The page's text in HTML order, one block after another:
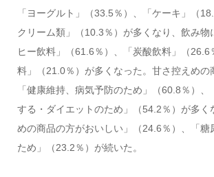
「ヨーグルト」（33.5％）、「ケーキ」（
クリーム類」（10.3％）が多くなり、飲み物
ヒー飲料」（61.6％）、「炭酸飲料」（26.6
料」（21.0％）が多くなった。甘さ控えめの
「健康維持、病気予防のため」（60.8％）、
する・ダイエットのため」（54.2％）が多く
めの商品の方がおいしい」（24.6％）、「糖
ため」（23.2％）が続いた。